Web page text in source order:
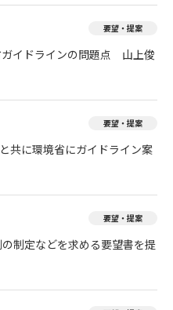
要望・提案
ガイドラインの問題点 山上俊
要望・提案
共に環境省にガイドライン案
要望・提案
制定などを求める要望書を提